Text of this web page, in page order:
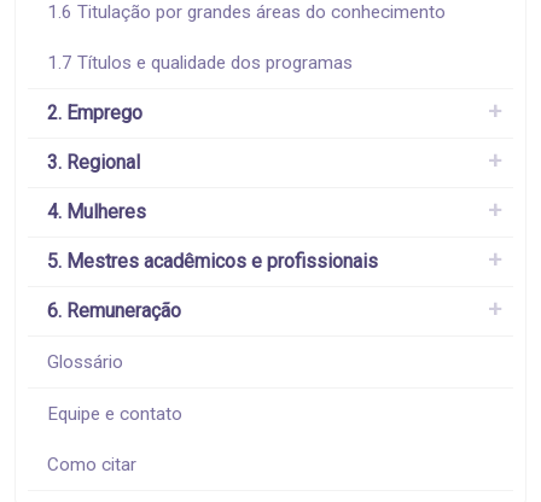
1.6 Titulação por grandes áreas do conhecimento
1.7 Títulos e qualidade dos programas
2. Emprego
3. Regional
4. Mulheres
5. Mestres acadêmicos e profissionais
6. Remuneração
Glossário
Equipe e contato
Como citar